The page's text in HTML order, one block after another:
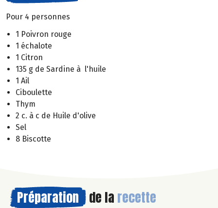
Pour 4 personnes
1 Poivron rouge
1 échalote
1 Citron
135 g de Sardine à l'huile
1 Ail
Ciboulette
Thym
2 c. à c de Huile d'olive
Sel
8 Biscotte
Préparation de la recette